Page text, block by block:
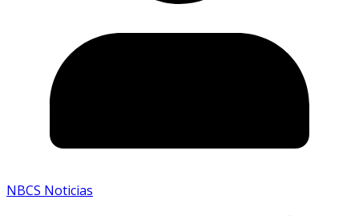
NBCS Noticias